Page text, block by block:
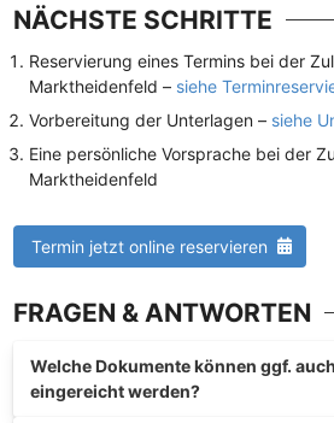
NÄCHSTE SCHRITTE
Reservierung eines Termins bei der
Marktheidenfeld – siehe
Vorbereitung der Unterlagen – siehe
Eine persönliche Vorsprache bei der
Marktheidenfeld
Termin jetzt online reservieren
FRAGEN & ANTWORTEN
Welche Dokumente können ggf.
eingereicht werden?